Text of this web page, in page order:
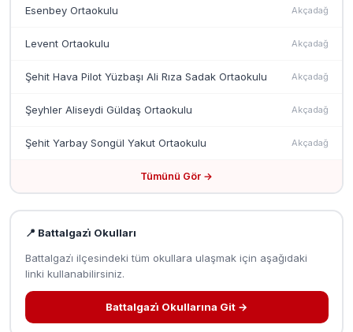
Esenbey Ortaokulu Akçadağ
Levent Ortaokulu Akçadağ
Şehit Hava Pilot Yüzbaşı Ali Rıza Sadak Ortaokulu Akçadağ
Şeyhler Aliseydi Güldaş Ortaokulu Akçadağ
Şehit Yarbay Songül Yakut Ortaokulu Akçadağ
Tümünü Gör →
📍 Battalgazi̇ Okulları
Battalgazi̇ ilçesindeki tüm okullara ulaşmak için aşağıdaki
linki kullanabilirsiniz.
Battalgazi̇ Okullarına Git →